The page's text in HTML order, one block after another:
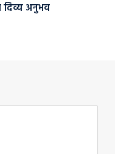
दिव्य अनुभव